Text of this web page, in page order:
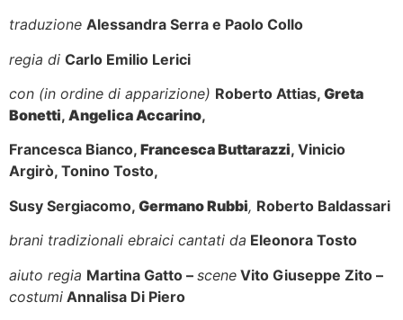
traduzione Alessandra Serra e Paolo Collo
regia di Carlo Emilio Lerici
con (in ordine di apparizione) Roberto Attias, Greta
Bonetti, Angelica Accarino,
Francesca Bianco, Francesca Buttarazzi, Vinicio
Argirò, Tonino Tosto,
Susy Sergiacomo, Germano Rubbi, Roberto Baldassari
brani tradizionali ebraici cantati da Eleonora Tosto
aiuto regia Martina Gatto – scene Vito Giuseppe Zito –
costumi Annalisa Di Piero